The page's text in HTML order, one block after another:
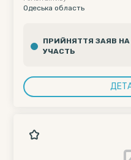
РАЇНИ ПО ОДЕСЬКІЙ ТА МИКО
Одеська область
ПРИЙНЯТТЯ ЗАЯВ НА
УЧАСТЬ